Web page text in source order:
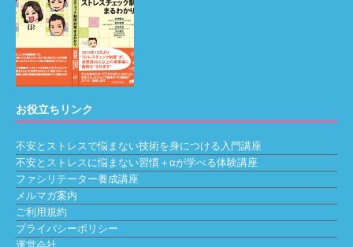
お役立ちリンク
不安とストレスで悩まない技術を身につける入門講座
不安とストレスに悩まない習慣＋αが学べる体験講座
ファシリテーター養成講座
メルマガ案内
ご利用規約
プライバシーポリシー